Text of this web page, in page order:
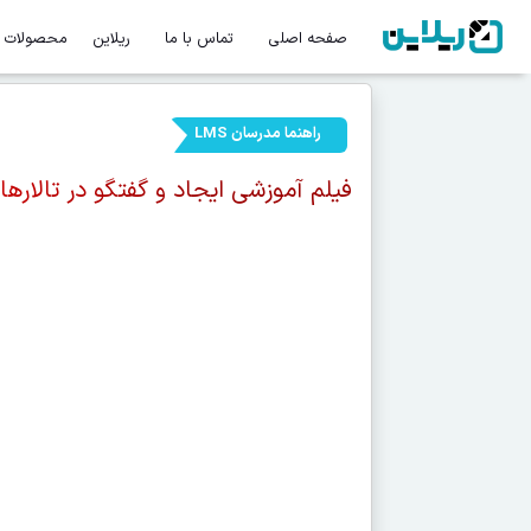
صفحه اصلی تماس با ما ریلاین محصولات
راهنما مدرسان LMS
فیلم آموزشی ایجاد و گفتگو در